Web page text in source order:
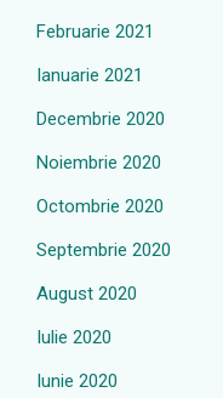
Februarie 2021
Ianuarie 2021
Decembrie 2020
Noiembrie 2020
Octombrie 2020
Septembrie 2020
August 2020
Iulie 2020
Iunie 2020